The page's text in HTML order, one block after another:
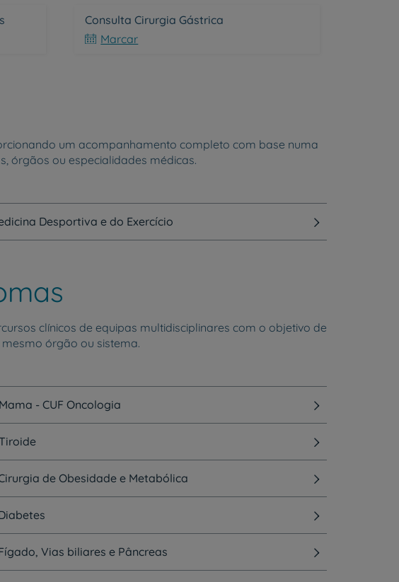
Consulta Cirurgia Gástrica
Marcar
um acompanhamento completo com base numa
órgãos ou especialidades médicas.
Desportiva e do Exercício
clínicos de equipas multidisciplinares com o objetivo de
órgão ou sistema.
- CUF Oncologia
de Obesidade e Metabólica
Vias biliares e Pâncreas